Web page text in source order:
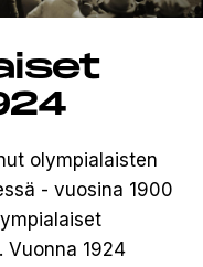
olympialaisten
- vuosina 1900
Vuonna 1924